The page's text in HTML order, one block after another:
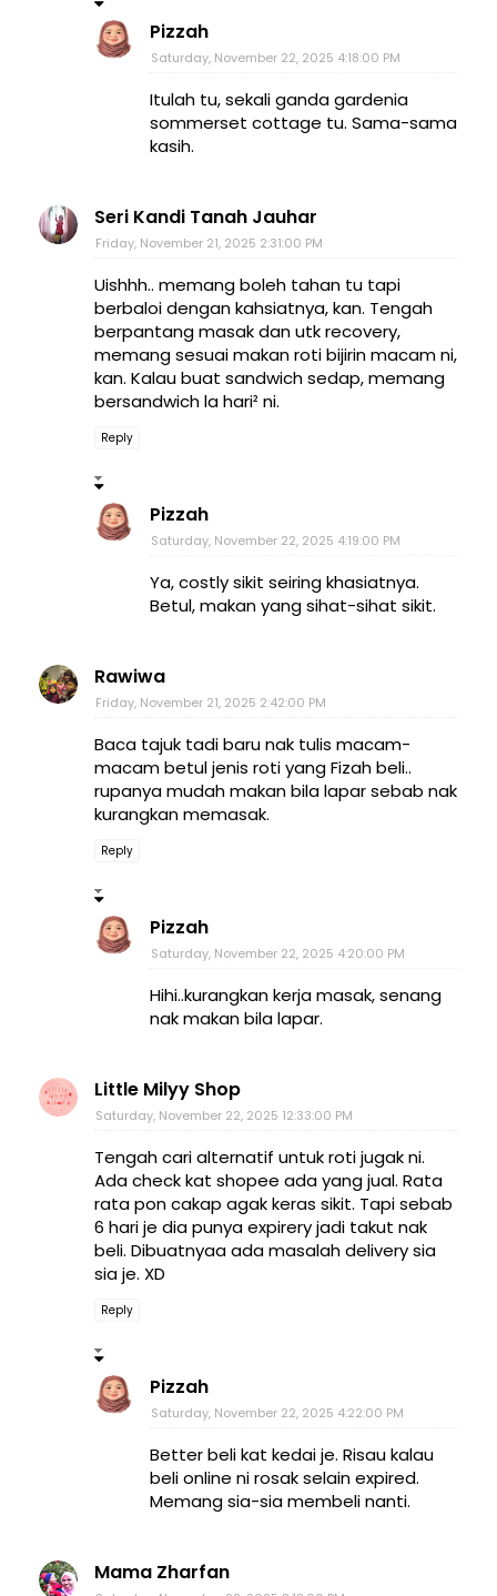
Pizzah
Saturday, November 22, 2025 4:18:00 PM
Itulah tu, sekali ganda gardenia
sommerset cottage tu. Sama-sama
kasih.
Seri Kandi Tanah Jauhar
Friday, November 21, 2025 2:31:00 PM
Uishhh.. memang boleh tahan tu tapi
berbaloi dengan kahsiatnya, kan. Tengah
berpantang masak dan utk recovery,
memang sesuai makan roti bijirin macam ni,
kan. Kalau buat sandwich sedap, memang
bersandwich la hari² ni.
Reply
Pizzah
Saturday, November 22, 2025 4:19:00 PM
Ya, costly sikit seiring khasiatnya.
Betul, makan yang sihat-sihat sikit.
Rawiwa
Friday, November 21, 2025 2:42:00 PM
Baca tajuk tadi baru nak tulis macam-
macam betul jenis roti yang Fizah beli..
rupanya mudah makan bila lapar sebab nak
kurangkan memasak.
Reply
Pizzah
Saturday, November 22, 2025 4:20:00 PM
Hihi..kurangkan kerja masak, senang
nak makan bila lapar.
Little Milyy Shop
Saturday, November 22, 2025 12:33:00 PM
Tengah cari alternatif untuk roti jugak ni.
Ada check kat shopee ada yang jual. Rata
rata pon cakap agak keras sikit. Tapi sebab
6 hari je dia punya expirery jadi takut nak
beli. Dibuatnyaa ada masalah delivery sia
sia je. XD
Reply
Pizzah
Saturday, November 22, 2025 4:22:00 PM
Better beli kat kedai je. Risau kalau
beli online ni rosak selain expired.
Memang sia-sia membeli nanti.
Mama Zharfan